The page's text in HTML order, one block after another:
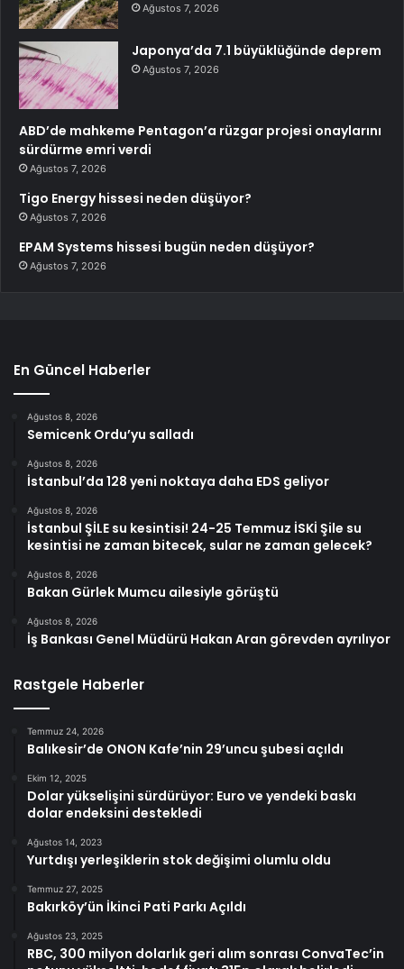
Ağustos 7, 2026
Japonya’da 7.1 büyüklüğünde deprem
Ağustos 7, 2026
ABD’de mahkeme Pentagon’a rüzgar projesi onaylarını
sürdürme emri verdi
Ağustos 7, 2026
Tigo Energy hissesi neden düşüyor?
Ağustos 7, 2026
EPAM Systems hissesi bugün neden düşüyor?
Ağustos 7, 2026
En Güncel Haberler
Ağustos 8, 2026
Semicenk Ordu’yu salladı
Ağustos 8, 2026
İstanbul’da 128 yeni noktaya daha EDS geliyor
Ağustos 8, 2026
İstanbul ŞİLE su kesintisi! 24-25 Temmuz İSKİ Şile su
kesintisi ne zaman bitecek, sular ne zaman gelecek?
Ağustos 8, 2026
Bakan Gürlek Mumcu ailesiyle görüştü
Ağustos 8, 2026
İş Bankası Genel Müdürü Hakan Aran görevden ayrılıyor
Rastgele Haberler
Temmuz 24, 2026
Balıkesir’de ONON Kafe’nin 29’uncu şubesi açıldı
Ekim 12, 2025
Dolar yükselişini sürdürüyor: Euro ve yendeki baskı
dolar endeksini destekledi
Ağustos 14, 2023
Yurtdışı yerleşiklerin stok değişimi olumlu oldu
Temmuz 27, 2025
Bakırköy’ün İkinci Pati Parkı Açıldı
Ağustos 23, 2025
RBC, 300 milyon dolarlık geri alım sonrası ConvaTec’in